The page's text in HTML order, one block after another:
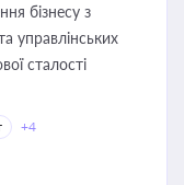
бізнесу з
управлінських
сталості
+4